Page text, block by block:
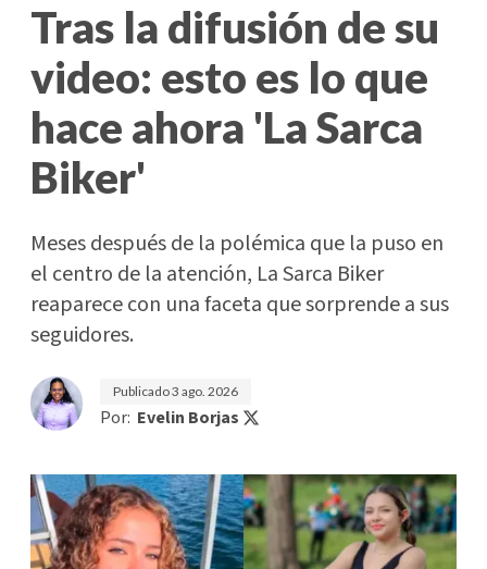
Tras la difusión de su
video: esto es lo que
hace ahora 'La Sarca
Biker'
Meses después de la polémica que la puso en
el centro de la atención, La Sarca Biker
reaparece con una faceta que sorprende a sus
seguidores.
Publicado3 ago. 2026
Por: Evelin Borjas